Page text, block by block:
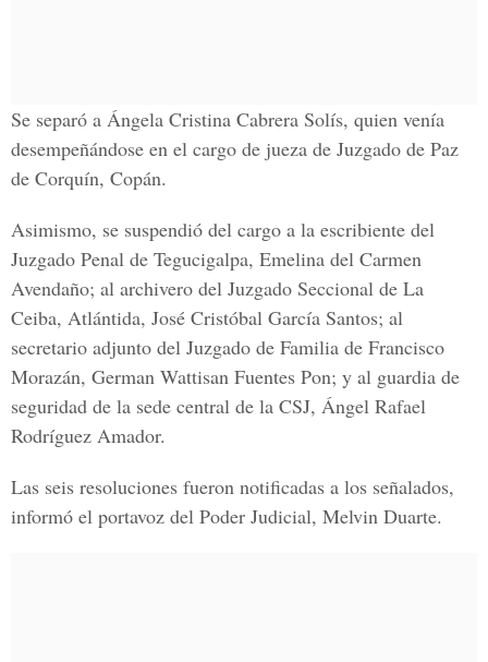
Se separó a Ángela Cristina Cabrera Solís, quien venía
desempeñándose en el cargo de jueza de Juzgado de Paz
de Corquín, Copán.
Asimismo, se suspendió del cargo a la escribiente del
Juzgado Penal de Tegucigalpa, Emelina del Carmen
Avendaño; al archivero del Juzgado Seccional de La
Ceiba, Atlántida, José Cristóbal García Santos; al
secretario adjunto del Juzgado de Familia de Francisco
Morazán, German Wattisan Fuentes Pon; y al guardia de
seguridad de la sede central de la CSJ, Ángel Rafael
Rodríguez Amador.
Las seis resoluciones fueron notificadas a los señalados,
informó el portavoz del Poder Judicial, Melvin Duarte.